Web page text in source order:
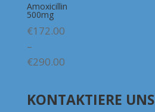
Amoxicillin
500mg
€172.00
–
€290.00Preisspanne:
bis
€290.00
KONTAKTIERE UNS